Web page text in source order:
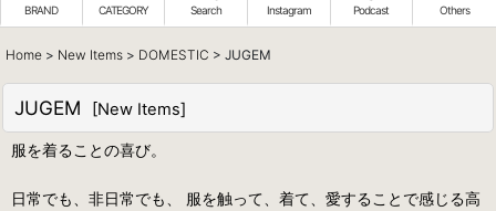
BRAND CATEGORY Search Instagram Podcast Others
Home > New Items > DOMESTIC > JUGEM
JUGEM [New Items]
服を着ることの喜び。
日常でも、非日常でも、 服を触って、着て、愛することで感じる高